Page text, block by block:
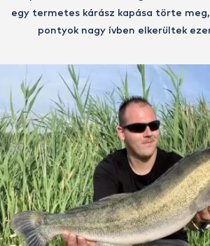
egy termetes kárász kapása törte
pontyok nagy ívben elkerültek